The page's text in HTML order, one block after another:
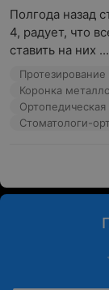
После
контроль
доктором
имплантации
месяца)
Полгода назад
4, радует, что
ставить на них ...
Протезирование
Коронка
Ортопедическая
Стоматологи-